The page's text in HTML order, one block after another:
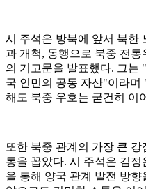
시 주석은 방북에 앞서 북한
과 개척, 동행으로 북중 전통
의 기고문을 발표했다. 그는
국 인민의 공동 자산"이라
해도 북중 우호는 굳건히 이
또한 북중 관계의 가장 큰
통을 꼽았다. 시 주석은 김
을 통해 양국 관계 발전 방